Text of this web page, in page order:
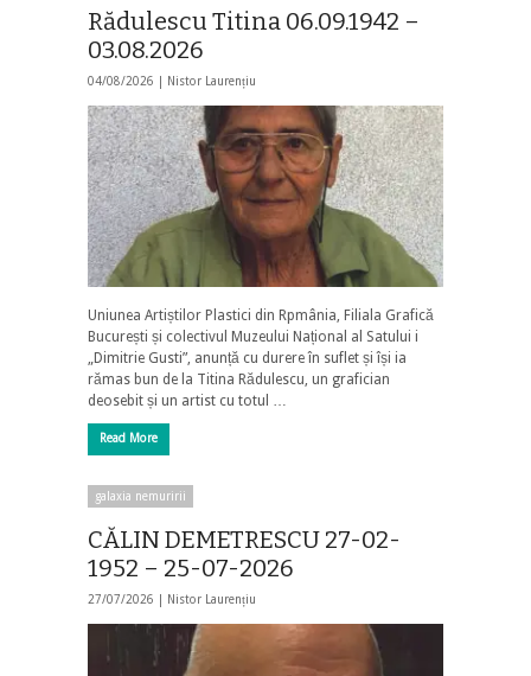
Rădulescu Titina 06.09.1942 –
03.08.2026
04/08/2026 | Nistor Laurențiu
Uniunea Artiștilor Plastici din Rpmânia, Filiala Grafică
București și colectivul Muzeului Național al Satului i
„Dimitrie Gusti”, anunță cu durere în suflet și își ia
rămas bun de la Titina Rădulescu, un grafician
deosebit și un artist cu totul …
Read More
galaxia nemuririi
CĂLIN DEMETRESCU 27-02-
1952 – 25-07-2026
27/07/2026 | Nistor Laurențiu